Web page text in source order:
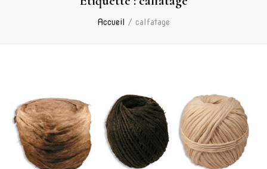
Accueil / calfatage